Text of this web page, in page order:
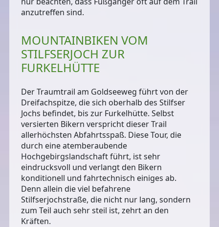
anzutreffen sind.
MOUNTAINBIKEN VOM
STILFSERJOCH ZUR
FURKELHÜTTE
Der Traumtrail am Goldseeweg führt von der
Dreifachspitze, die sich oberhalb des Stilfser
Jochs befindet, bis zur Furkelhütte. Selbst
versierten Bikern verspricht dieser Trail
allerhöchsten Abfahrtsspaß. Diese Tour, die
durch eine atemberaubende
Hochgebirgslandschaft führt, ist sehr
eindrucksvoll undverlangt den Bikern
konditionell und fahrtechnisch einiges ab.
Denn allein die viel befahrene
Stilfserjochstraße, die nicht nur lang, sondern
zum Teil auch sehr steil ist, zehrt an den
Kräften.